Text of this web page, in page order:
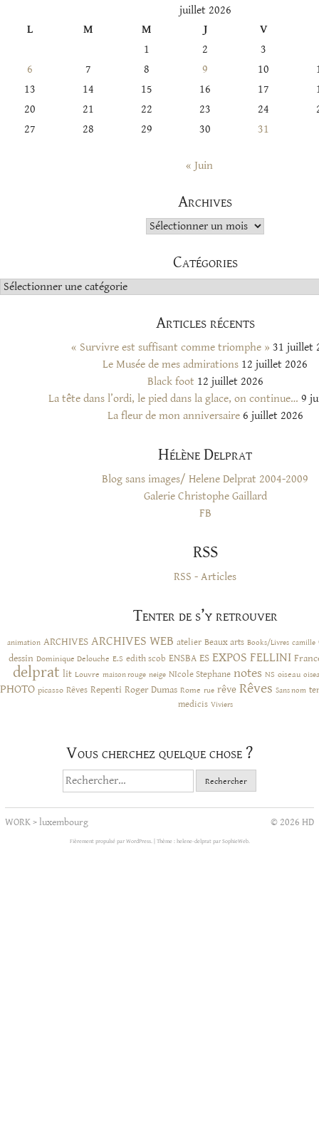
juillet 2026
L
M M J
V
1
2
3
6
7 8 9 10
13
14 15 16 17
20
21 22 23 24
27
28 29 30 31
« Juin
Archives
Archives
Catégories
Catégories
Articles récents
« Survivre est suffisant comme triomphe » 31 juillet
Le Musée de mes admirations 12 juillet 2026
Black foot 12 juillet 2026
La tête dans l’ordi, le pied dans la glace, on continue… 9
La fleur de mon anniversaire 6 juillet 2026
Hélène Delprat
Blog sans images/ Helene Delprat 2004-2009
Galerie Christophe Gaillard
FB
RSS
RSS - Articles
Tenter de s’y retrouver
animation ARCHIVES ARCHIVES WEB atelier Beaux arts Books/Livres camille
dessin Dominique Delouche E.S edith scob ENSBA ES EXPOS FELLINI
delprat lit Louvre maison rouge neige NIcole Stephane notes NS oiseau
PHOTO picasso Rêves Repenti Roger Dumas Rome rue rêve Rêves Sans nom
medicis Viviers
Vous cherchez quelque chose ?
Rechercher :
WORK>luxembourg © 2026 HD
Fièrement propulsé par WordPress. Thème : helene-delprat par SophieWeb.